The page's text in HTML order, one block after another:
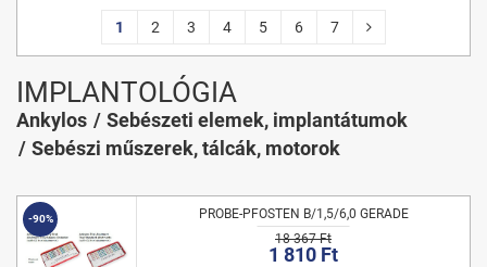
1 2 3 4 5 6 7
IMPLANTOLÓGIA
Ankylos
Sebészeti elemek, implantátumok
Sebészi műszerek, tálcák, motorok
-90%
PROBE-PFOSTEN B/1,5/6,0 GERADE
18 367 Ft
1 810 Ft